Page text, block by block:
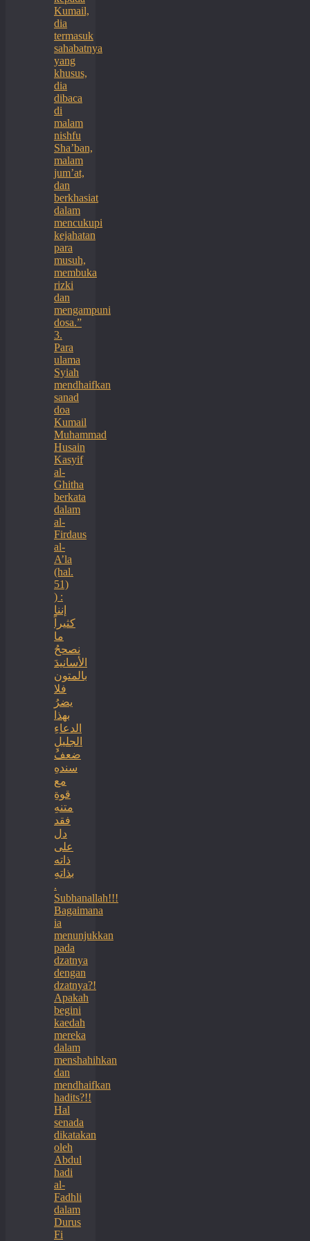
Kumail,
dia
termasuk
sahabatnya
yang
khusus,
dia
dibaca
di
malam
nishfu
Sha’ban,
malam
jum’at,
dan
berkhasiat
dalam
mencukupi
kejahatan
para
musuh,
membuka
rizki
dan
mengampuni
dosa.”
3.
Para
ulama
Syiah
mendhaifkan
sanad
doa
Kumail
Muhammad
Husain
Kasyif
al-
Ghitha
berkata
dalam
al-
Firdaus
al-
A’la
(hal.
51)
) :
إننا
كثيراً
ما
نصححُ
الأسانيدَ
بالمتون
فلا
يضرُ
بهذا
الدعاءِ
الجليلِ
ضعفُ
سندهِ
مع
قوةِ
متنهِ
فقد
دل
على
ذاته
بذاتهِ
.
Subhanallah!!!
Bagaimana
ia
menunjukkan
pada
dzatnya
dengan
dzatnya?!
Apakah
begini
kaedah
mereka
dalam
menshahihkan
dan
mendhaifkan
hadits?!!
Hal
senada
dikatakan
oleh
Abdul
hadi
al-
Fadhli
dalam
Durus
Fi